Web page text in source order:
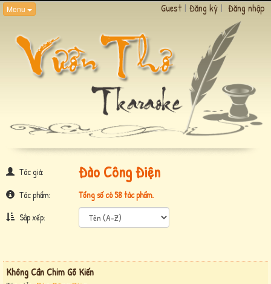
Menu Guest | Đăng ký | Đăng nhập
Tác giả: Đào Công Điện
Tác phẩm:
Tổng số có 58 tác phẩm.
Sắp xếp:
Không Cần Chim Gõ Kiến